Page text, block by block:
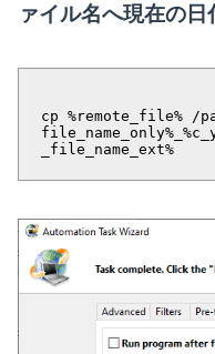
ァイル名へ現在の日
cp %remote_file% /
_file_name_ext%